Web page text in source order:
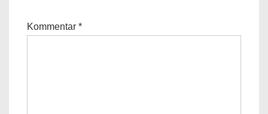
Kommentar *